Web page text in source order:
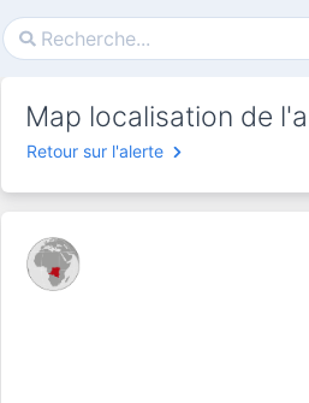
Map localisation de
Retour sur l'alerte